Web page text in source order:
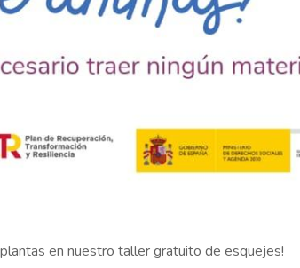
en nuestro taller gratuito de esquejes!